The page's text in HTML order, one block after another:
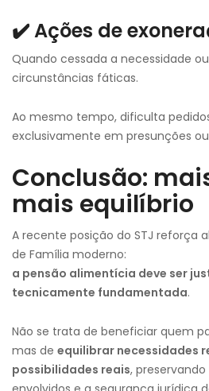
✔️ Ações de
Quando cessada a necessidade
circunstâncias fáticas.
Ao mesmo tempo, dificulta
exclusivamente em presunções
Conclusão:
mais equilíbrio
A recente posição do STJ reforça
de Família moderno:
a pensão alimentícia deve ser
tecnicamente fundamentada.
Não se trata de beneficiar quem
mas de equilibrar necessidades
possibilidades reais,